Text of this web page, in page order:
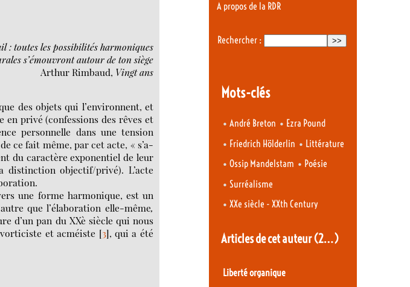
: toutes les possibilités harmoniques
s’émouvront autour de ton siège
Arthur Rimbaud, Vingt ans
des objets qui l’environnent, et
en privé (confessions des rêves et
personnelle dans une tension
ce fait même, par cet acte, « s’a-
du caractère exponentiel de leur
objectif/privé). L’acte
une forme harmonique, est un
que l’élaboration elle-même,
d’un pan du XXè siècle qui nous
et acméiste [3], qui a été
A propos de la RDR
Rechercher :
Mots-clés
• André Breton • Ezra Pound
• Friedrich Hölderlin • Littérature
• Ossip Mandelstam • Poésie
• Surréalisme
• XXe siècle - XXth Century
Articles de cet auteur(2…)
Liberté organique